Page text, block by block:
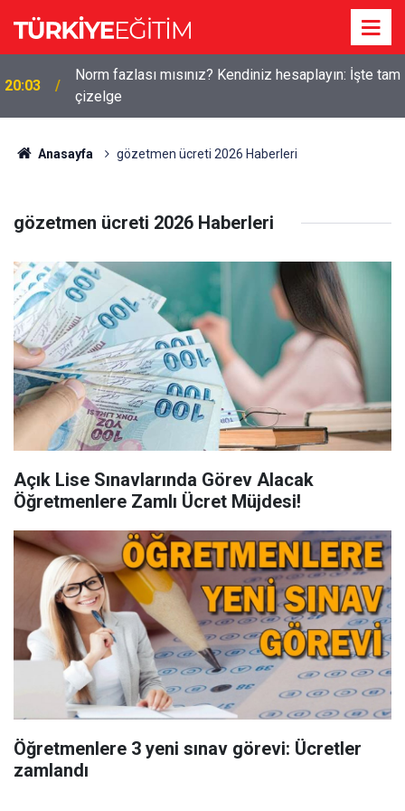
20:03
Norm fazlası mısınız? Kendiniz hesaplayın: İşte tam
çizelge
Anasayfa gözetmen ücreti 2026 Haberleri
gözetmen ücreti 2026 Haberleri
Açık Lise Sınavlarında Görev Alacak
Öğretmenlere Zamlı Ücret Müjdesi!
Öğretmenlere 3 yeni sınav görevi: Ücretler
zamlandı